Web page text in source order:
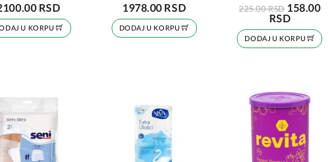
RSD
U KORPU
1978.00 RSD
DODAJ U KORPU
225.00 RSD 158.00
RSD
DODAJ U KORPU